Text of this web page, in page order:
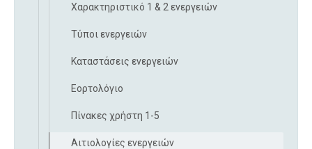
Χαρακτηριστικό 1 & 2 ενεργειών
Τύποι ενεργειών
Καταστάσεις ενεργειών
Εορτολόγιο
Πίνακες χρήστη 1-5
Αιτιολογίες ενεργειών